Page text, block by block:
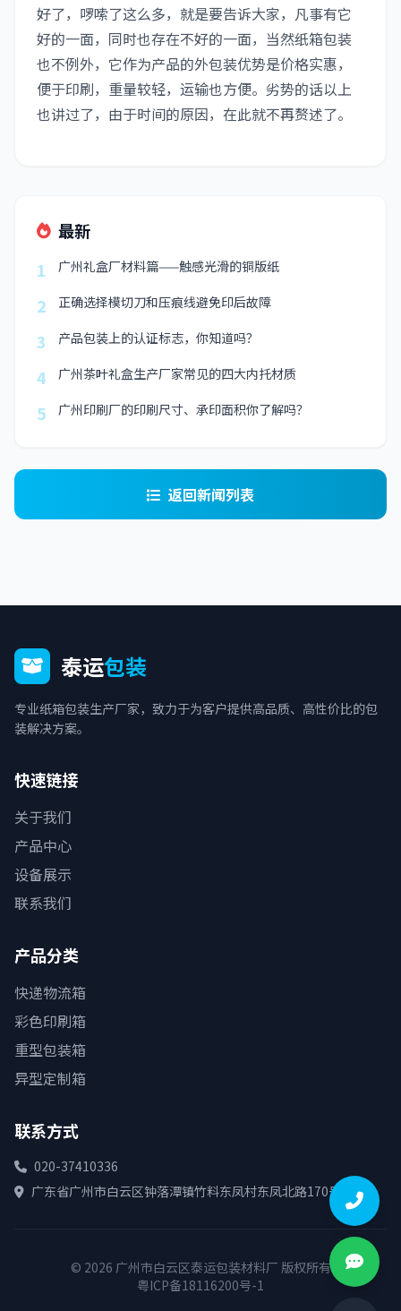
好了，啰嗦了这么多，就是要告诉大家，凡事有它
好的一面，同时也存在不好的一面，当然纸箱包装
也不例外，它作为产品的外包装优势是价格实惠，
便于印刷，重量较轻，运输也方便。劣势的话以上
也讲过了，由于时间的原因，在此就不再赘述了。
最新
1
广州礼盒厂材料篇——触感光滑的铜版纸
2 正确选择模切刀和压痕线避免印后故障
3 产品包装上的认证标志，你知道吗？
4 广州茶叶礼盒生产厂家常见的四大内托材质
5 广州印刷厂的印刷尺寸、承印面积你了解吗？
返回新闻列表
泰运包装
专业纸箱包装生产厂家，致力于为客户提供高品质、高性价比的包
装解决方案。
快速链接
关于我们
产品中心
设备展示
联系我们
产品分类
快递物流箱
彩色印刷箱
重型包装箱
异型定制箱
联系方式
020-37410336
广东省广州市白云区钟落潭镇竹料东凤村东凤北路170号
© 2026 广州市白云区泰运包装材料厂 版权所有
粤ICP备18116200号-1